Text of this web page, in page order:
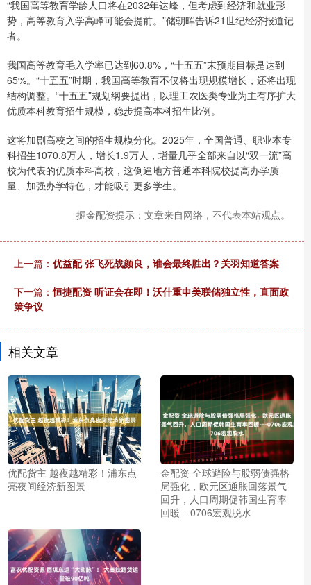
“我国高等教育学龄人口将在2032年达峰，但考虑到经济和就业形
势，高等教育入学高峰可能会提前。”储朝晖告诉21世纪经济报道记
者。
我国高等教育毛入学率已达到60.8%，“十五五”末预期目标是达到
65%。“十五五”时期，我国高等教育不仅将出现规模增长，还将出现
结构调整。“十五五”规划纲要提出，以理工农医类专业为主有序扩大
优质本科教育招生规模，稳步提高本科招生比例。
这将加剧高校之间的招生规模分化。2025年，全国普通、职业本专
科招生1070.8万人，增长1.9万人，增量几乎全部来自以“双一流”高
校为代表的优质本科高校，这倒逼地方普通本科院校提高办学质
量、加强办学特色，才能吸引更多学生。
掘金配资提示：文章来自网络，不代表本站观点。
上一篇： 优益配 张飞死战颜良，谁会最终胜出？关羽知道答案
下一篇：恒捷配资 听证会在即！沃什重申美联储独立性，直面政
策争议
相关文章
优配货主 越夜越精彩！浦东点
亮夜间经济新图景
金配资 全球避险与股弱债强格
局强化，欧元区通胀回落景气
回升，人口周期促韩国生育率
回暖---0706宏观脱水